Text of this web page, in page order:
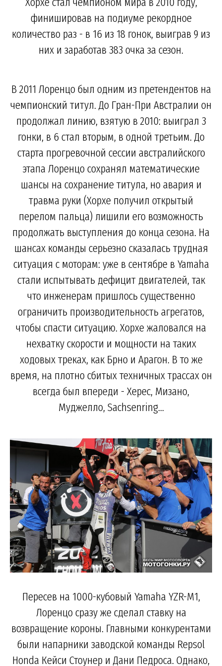
финишировав на подиуме рекордное
количество раз - в 16 из 18 гонок, выиграв 9 из
них и заработав 383 очка за сезон.
В 2011 Лоренцо был одним из претендентов на
чемпионский титул. До Гран-При Австралии он
продолжал линию, взятую в 2010: выиграл 3
гонки, в 6 стал вторым, в одной третьим. До
старта прогревочной сессии австралийского
этапа Лоренцо сохранял математические
шансы на сохранение титула, но авария и
травма руки (Хорхе получил открытый
перелом пальца) лишили его возможность
продолжать выступления до конца сезона. На
шансах команды серьезно сказалась трудная
ситуация с моторам: уже в сентябре в Yamaha
стали испытывать дефицит двигателей, так
что инженерам пришлось существенно
ограничить производительность агрегатов,
чтобы спасти ситуацию. Хорхе жаловался на
нехватку скорости и мощности на таких
ходовых треках, как Брно и Арагон. В то же
время, на плотно сбитых техничных трассах он
всегда был впереди - Херес, Мизано,
Муджелло, Sachsenring...
Пересев на 1000-кубовый Yamaha YZR-M1,
Лоренцо сразу же сделал ставку на
возвращение короны. Главными конкурентами
были напарники заводской команды Repsol
Honda Кейси Стоунер и Дани Педроса. Однако,